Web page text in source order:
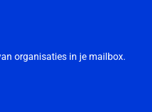
organisaties in je mailbox.